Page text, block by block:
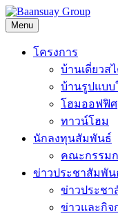
Skip
to
content
Menu
โครงการ
บ้านเดี่ยวส
บ้านรูปแบบ
โฮมออฟฟิศ
ทาวน์โฮม
นักลงทุนสัมพันธ์
คณะกรรม
ข่าวประชาสัมพัน
ข่าวประชา
ข่าวและกิจ